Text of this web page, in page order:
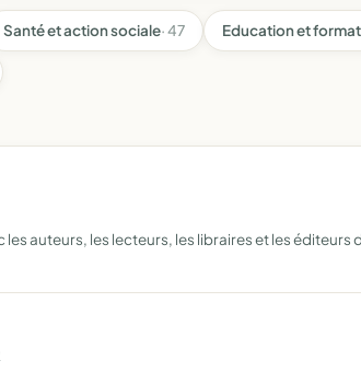
Santé et action sociale· 47 Education et
auteurs, les lecteurs, les libraires et les